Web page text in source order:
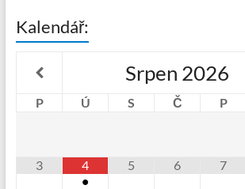
Kalendář:
Srpen 2026
P Ú S Č P
3
4
•
5 6 7